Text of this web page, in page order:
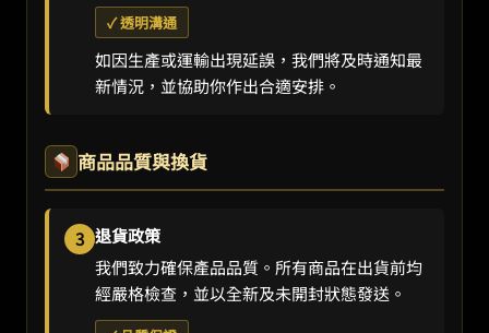
✓ 透明溝通
如因生產或運輸出現延誤，我們將及時通知最
新情況，並協助你作出合適安排。
商品品質與換貨
3 退貨政策
我們致力確保產品品質。所有商品在出貨前均
經嚴格檢查，並以全新及未開封狀態發送。